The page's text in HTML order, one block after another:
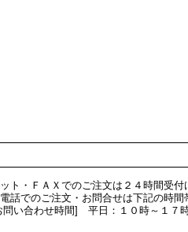
ト・ＦＡＸでのご注文は２４時間受付
話でのご注文・お問合せは下記の時間
問い合わせ時間] 平日：１０時～１７